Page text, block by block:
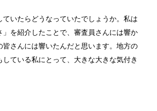
いたらどうなっていたでしょうか。私は
」を紹介したことで、審査員さんには響か
さんには響いたんだと思います。地方の
ている私にとって、大きな大きな気付き